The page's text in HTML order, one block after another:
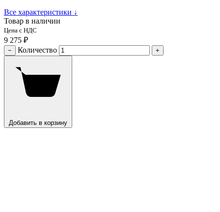
Все характеристики ↓
Товар в наличии
Цена с НДС
9 275 ₽
− Количество +
Добавить в корзину